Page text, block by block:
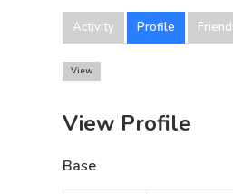
Activity Profile
View
View Profile
Base